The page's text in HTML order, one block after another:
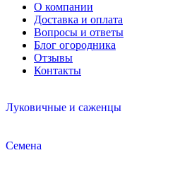
О компании
Доставка и оплата
Вопросы и ответы
Блог огородника
Отзывы
Контакты
Луковичные и саженцы
Семена